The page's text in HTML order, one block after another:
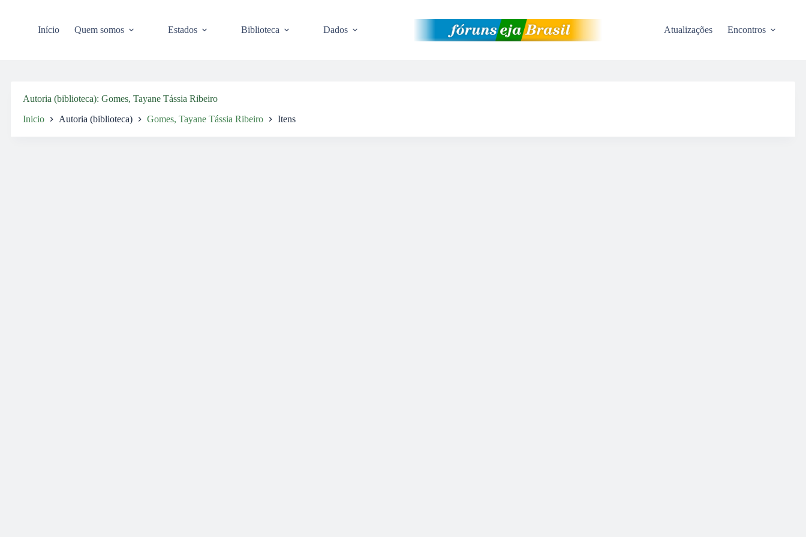
Início Quem somos Estados Biblioteca Dados Atualizações Encontros
Autoria (biblioteca) Gomes, Tayane Tássia Ribeiro
Inicio Autoria (biblioteca) Gomes, Tayane Tássia Ribeiro Itens